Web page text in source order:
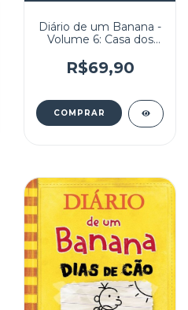
Diário de um Banana -
Volume 6: Casa dos
R$69,90